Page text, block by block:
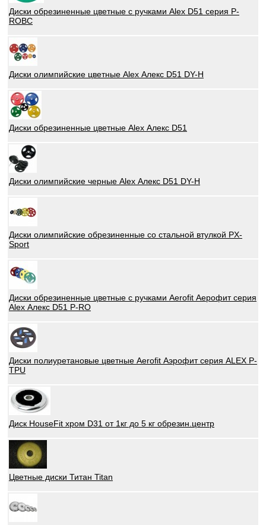
Диски обрезиненные цветные с ручками Alex D51 серия P-
ROBC
Диски олимпийские цветные Alex Алекс D51 DY-H
Диски обрезиненные цветные Alex Алекс D51
Диски олимпийские черные Alex Алекс D51 DY-H
Диски олимпийские обрезиненные со стальной втулкой PX-
Sport
Диски обрезиненные цветные с ручками Aerofit Аерофит серия
Alex Алекс D51 P-RO
Диски полиуретановые цветные Aerofit Аэрофит серия ALEX P-
TPU
Диск HouseFit хром D31 от 1кг до 5 кг обрезин.центр
Цветные диски Титан Titan